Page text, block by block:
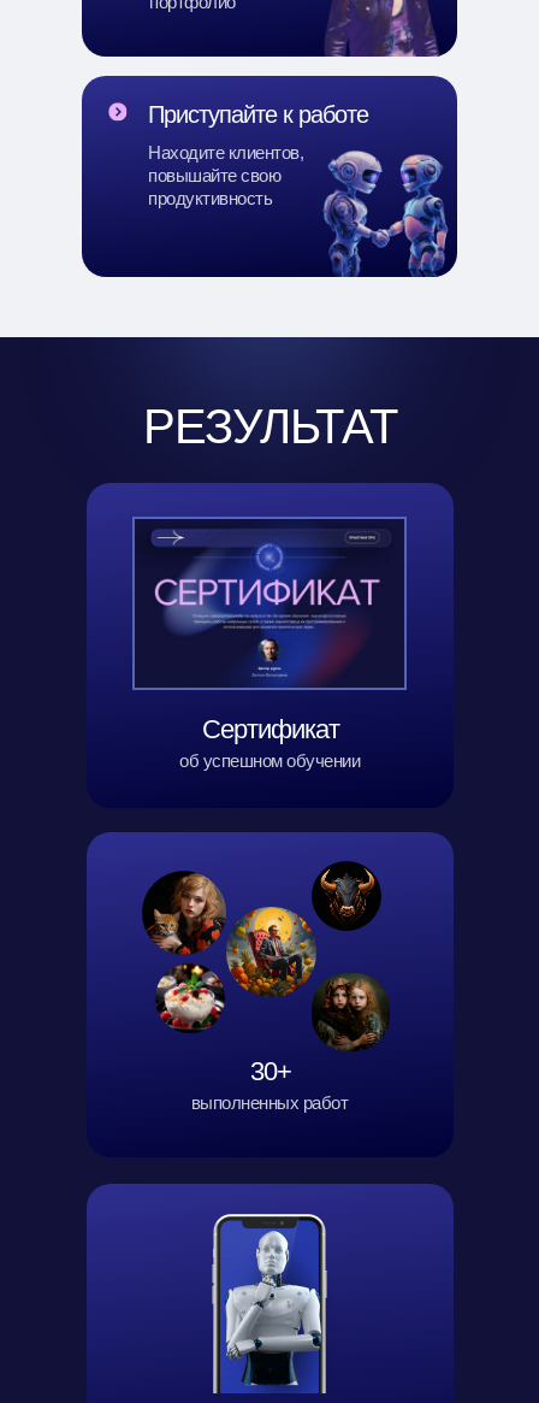
Приступайте к работе
Находите клиентов,
повышайте свою
продуктивность
РЕЗУЛЬТАТ
Сертификат
об успешном обучении
30+
выполненных работ